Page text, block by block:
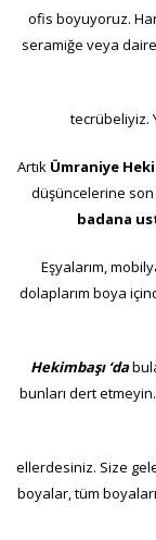
ofis boyuyoruz.
seramiğe veya
tecrübeliyiz.
Artık Ümraniye
düşüncelerine
badana
Eşyalarım,
dolaplarım boya
Hekimbaşı ‘da
bunları dert
ellerdesiniz. Size
boyalar, tüm